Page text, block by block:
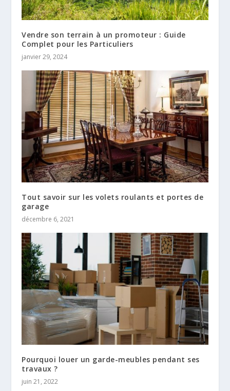
Vendre son terrain à un promoteur : Guide
Complet pour les Particuliers
janvier 29, 2024
Tout savoir sur les volets roulants et portes de
garage
décembre 6, 2021
Pourquoi louer un garde-meubles pendant ses
travaux ?
juin 21, 2022